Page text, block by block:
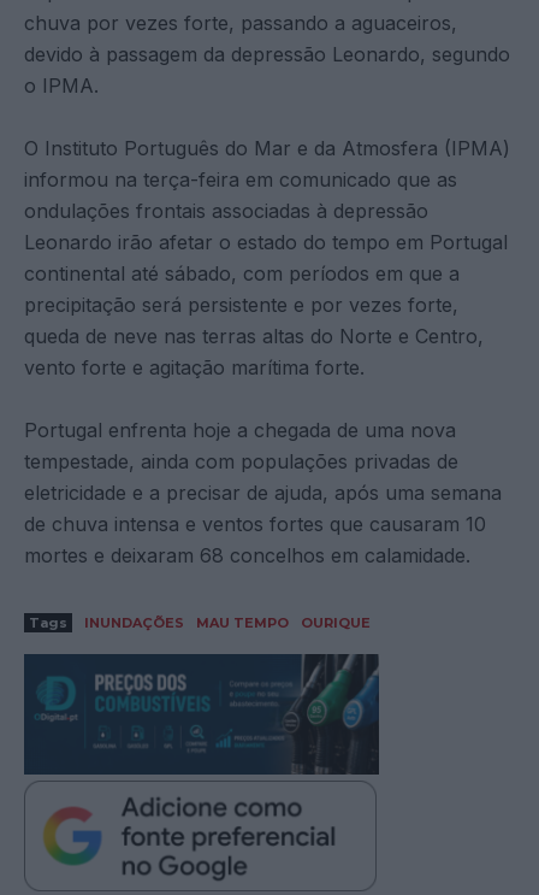
chuva por vezes forte, passando a aguaceiros,
devido à passagem da depressão Leonardo, segundo
o IPMA.
O Instituto Português do Mar e da Atmosfera (IPMA)
informou na terça-feira em comunicado que as
ondulações frontais associadas à depressão
Leonardo irão afetar o estado do tempo em Portugal
continental até sábado, com períodos em que a
precipitação será persistente e por vezes forte,
queda de neve nas terras altas do Norte e Centro,
vento forte e agitação marítima forte.
Portugal enfrenta hoje a chegada de uma nova
tempestade, ainda com populações privadas de
eletricidade e a precisar de ajuda, após uma semana
de chuva intensa e ventos fortes que causaram 10
mortes e deixaram 68 concelhos em calamidade.
Tags INUNDAÇÕES MAU TEMPO OURIQUE